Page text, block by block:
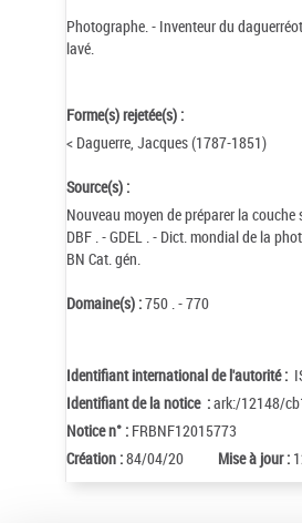
Photographe. - Inventeur du
lavé.
Forme(s) rejetée(s) :
< Daguerre, Jacques (1787-1851)
Source(s) :
Nouveau moyen de préparer la
DBF . - GDEL . - Dict. mondial de la
BN Cat. gén.
Domaine(s) :750 . - 770
Identifiant international de l'autorité :
Identifiant de la notice :ark:/12148/
Notice n° : FRBNF12015773
Création :84/04/20 Mise à jour :